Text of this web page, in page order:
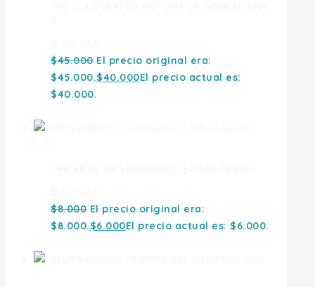
$45.000 El precio original era:
$45.000.$40.000El precio actual es:
$40.000.
$8.000 El precio original era:
$8.000.$6.000El precio actual es: $6.000.